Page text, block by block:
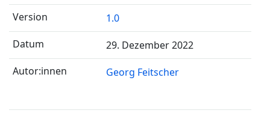
1.0
29. Dezember 2022
Georg Feitscher